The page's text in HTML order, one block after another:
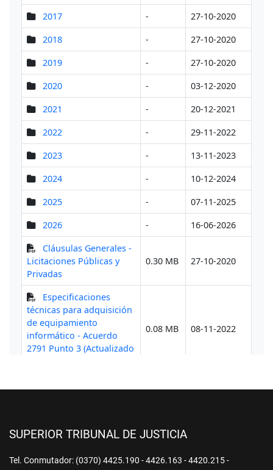
SUPERIOR TRIBUNAL DE JUSTICIA
Tel. Conmutador: (0370) 4425.190 - 4426.163 - 4420.215 -